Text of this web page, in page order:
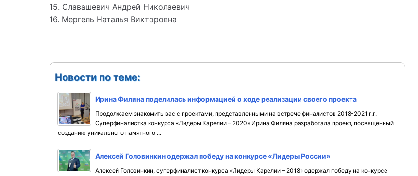
15. Славашевич Андрей Николаевич
16. Мергель Наталья Викторовна
Новости по теме:
Ирина Филина поделилась информацией о ходе реализации своего проекта
Продолжаем знакомить вас с проектами, представленными на встрече финалистов 2018-2021 г.г.
Суперфиналистка конкурса «Лидеры Карелии – 2020» Ирина Филина разработала проект, посвященный
созданию уникального памятного ...
Алексей Головинкин одержал победу на конкурсе «Лидеры России»
Алексей Головинкин, суперфиналист конкурса «Лидеры Карелии – 2018» одержал победу на конкурсе